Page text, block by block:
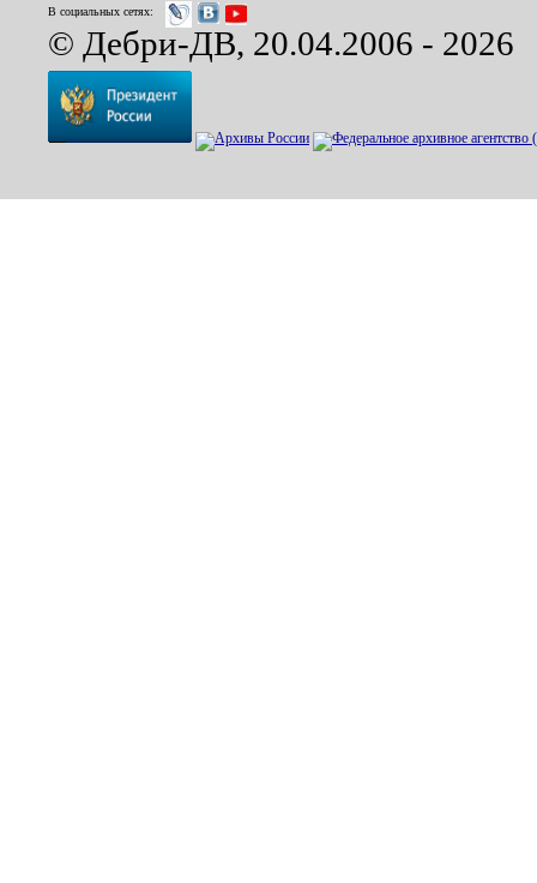
В социальных сетях:
© Дебри-ДВ, 20.04.2006 - 2026